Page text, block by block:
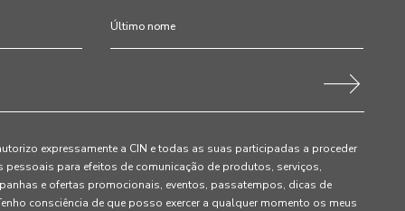
expressamente a CIN e todas as suas participadas a proceder
para efeitos de comunicação de produtos, serviços,
e ofertas promocionais, eventos, passatempos, dicas de
consciência de que posso exercer a qualquer momento os meus